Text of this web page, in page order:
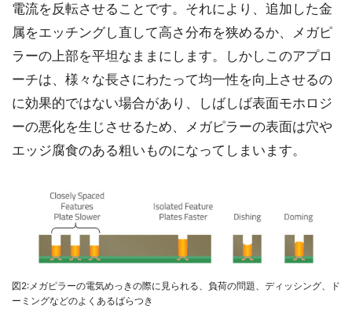
電流を反転させることです。それにより、追加した金
属をエッチングし直して高さ分布を狭めるか、メガピ
ラーの上部を平坦なままにします。しかしこのアプロ
ーチは、様々な長さにわたって均一性を向上させるの
に効果的ではない場合があり、しばしば表面モホロジ
ーの悪化を生じさせるため、メガピラーの表面は穴や
エッジ腐食のある粗いものになってしまいます。
図2:メガピラーの電気めっきの際に見られる、負荷の問題、ディッシング、ド
ーミングなどのよくあるばらつき